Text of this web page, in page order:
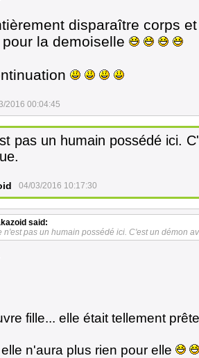
disparaître corps
la demoiselle
2016 00:04:45
pas un humain possédé ici.
04/03/2016 10:17:30
said:
n'est pas un humain possédé ici. C'est un démon
fille... elle était tellement
n'aura plus rien pour elle